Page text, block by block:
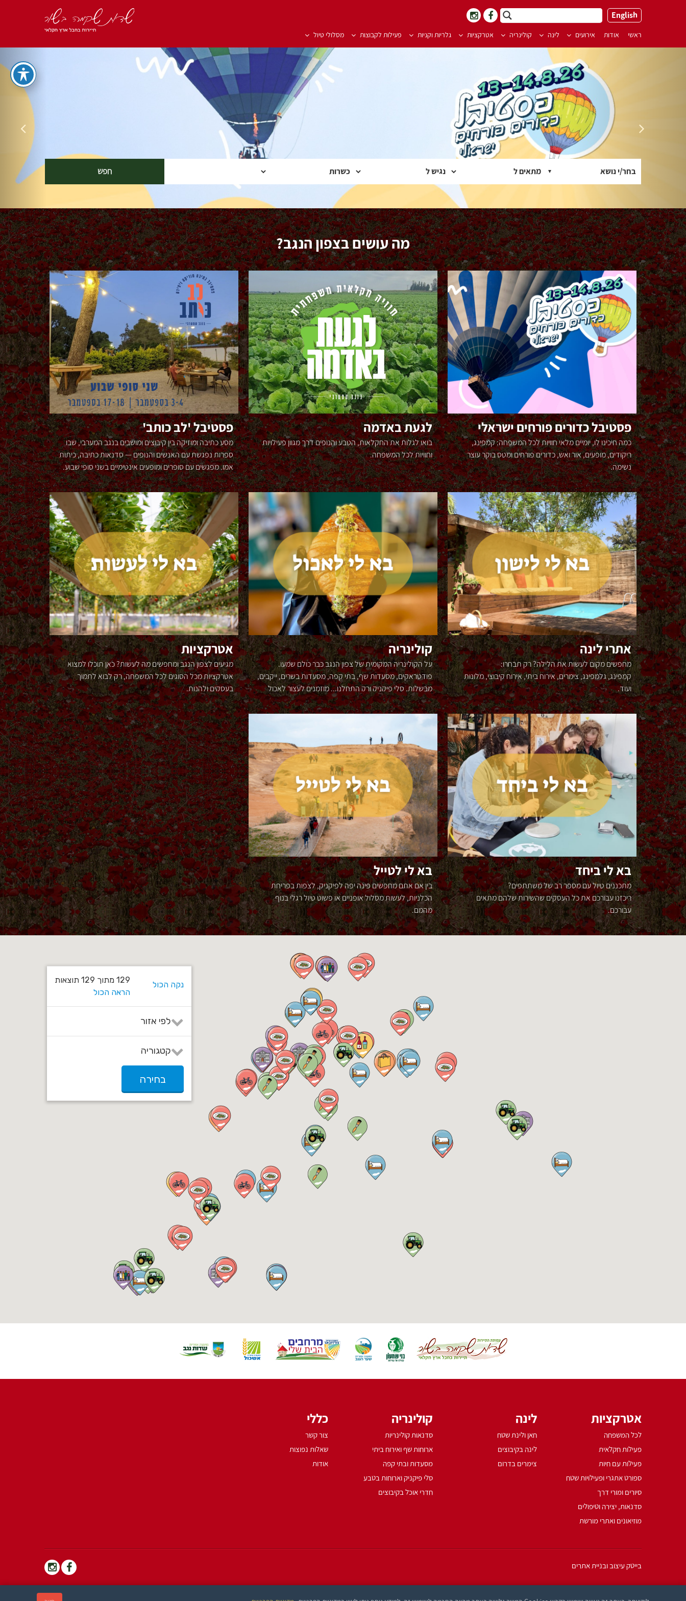
English
ראשי אודות אירועים לינה קולינריה אטרקציות גלריות וקניות פעילות לקבוצות מסלולי טיול
בחר/י נושא
מה עושים בצפון הנגב?
פסטיבל כדורים פורחים ישראלי
כמה חיכינו לו, יומיים מלאי חוויות לכל המשפחה: קמפינג,
ריקודים, מופעים, אור ואש, כדורים פורחים ומטס בוקר עוצר
נשימה.
לגעת באדמה
בואו לגלות את החקלאות, הטבע והנופים דרך מגוון פעילויות
וחוויות לכל המשפחה.
פסטיבל 'לב כותב'
מסע כתיבה ומוזיקה בין קיבוצים ומושבים בנגב המערבי, שבו
ספרות נפגשת עם האנשים והנופים — סדנאות כתיבה, כיתות
אמן, מפגשים עם סופרים ומופעים אינטימיים בשני סופי שבוע.
אתרי לינה
מחפשים מקום לעשות את הלילה? רק תבחרו:
קמפינג, גלמפינג, צימרים, אירוח ביתי, אירוח קיבוצי, מלונות
ועוד.
קולינריה
על הקולינריה המקומית של צפון הנגב כבר כולם שמעו.
פודטראקים, מסעדות שף, בתי קפה, מסעדות בשרים, ייקבים,
מבשלות, סלי פיקניק ורק התחלנו... מוזמנים לעצור לאכול
ולהתפנק.
אטרקציות
מגיעים לצפון הנגב ומחפשים מה לעשות? כאן תוכלו למצוא
אטרקציות מכל הסוגים לכל המשפחה, רק לבוא לתמוך
בעסקים ולהנות.
בא לי ביחד
מתכננים טיול עם מספר רב של משתתפים?
ריכזנו עבורכם את כל העסקים שהשירות שלהם מתאים
עבורכם.
בא לי לטייל
בין אם אתם מחפשים פינה יפה לפיקניק, לצפות בפריחת
הכלניות, לעשות מסלול אופניים או פשוט טיול רגלי בנוף
מהמם.
129 מתוך 129 תוצאות
הראה הכול
נקה הכול
לפי אזור
בני שמעון
אשכול
שדות נגב
קטגוריה
כל הקטגוריות
לינה
פעילויות חקלאיות
פאבים, מבשלות וייקבים
בחירה
אטרקציות
לכל המשפחה
פעילות חקלאית
פעילות עם חיות
ספורט אתגרי ופעילויות שטח
סיורים ומורי דרך
סדנאות, יצירה וטיפולים
מוזיאונים ואתרי מורשת
לינה
חאן ולינת שטח
לינה בקיבוצים
צימרים בדרום
קולינריה
סדנאות קולינריות
ארוחות שף ואירוח ביתי
מסעדות ובתי קפה
סלי פיקניק וארוחות בטבע
חדרי אוכל בקיבוצים
כללי
צור קשר
שאלות נפוצות
אודות
בייטק עיצוב ובניית אתרים